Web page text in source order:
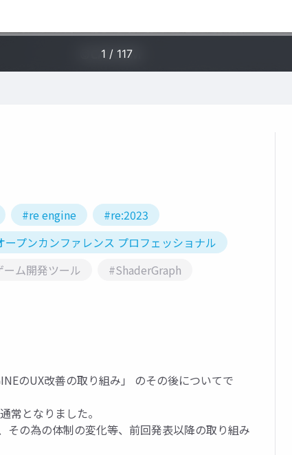
#re engine
#re:2023
ープンカンファレンス プロフェッショナル
ーム開発ツール
#ShaderGraph
のUX改善の取り組み」 のその後についてで
常となりました。
の為の体制の変化等、前回発表以降の取り組み